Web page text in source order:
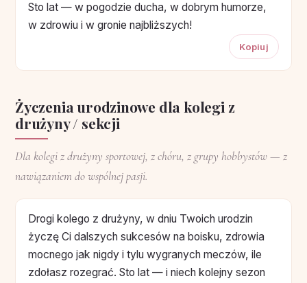
Sto lat — w pogodzie ducha, w dobrym humorze,
w zdrowiu i w gronie najbliższych!
Kopiuj
Życzenia urodzinowe dla kolegi z
drużyny / sekcji
Dla kolegi z drużyny sportowej, z chóru, z grupy hobbystów — z
nawiązaniem do wspólnej pasji.
Drogi kolego z drużyny, w dniu Twoich urodzin
życzę Ci dalszych sukcesów na boisku, zdrowia
mocnego jak nigdy i tylu wygranych meczów, ile
zdołasz rozegrać. Sto lat — i niech kolejny sezon